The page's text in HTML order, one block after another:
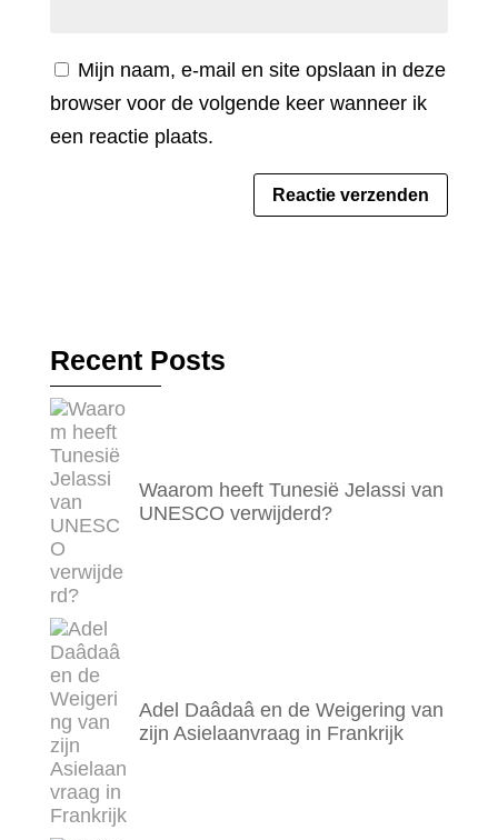
Mijn naam, e-mail en site opslaan in deze
browser voor de volgende keer wanneer ik
een reactie plaats.
Recent Posts
Waarom heeft Tunesië Jelassi van
UNESCO verwijderd?
Adel Daâdaâ en de Weigering van
zijn Asielaanvraag in Frankrijk